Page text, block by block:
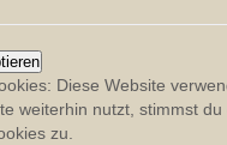
Diese Website
weiterhin nutzt, stimmst du
zu.